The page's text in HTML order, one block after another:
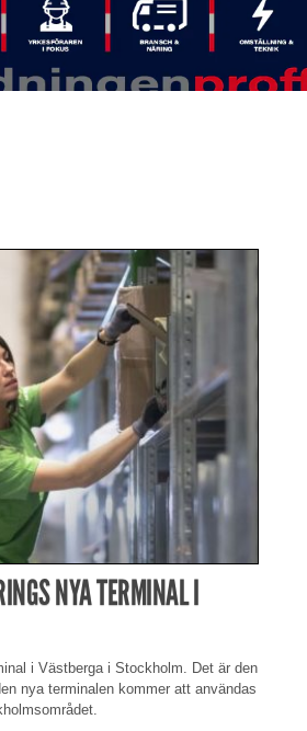
NYA TERMINAL I
i Västberga i Stockholm. Det är den
nya terminalen kommer att användas